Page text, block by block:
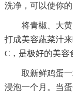
洗净，可以使你的
将青椒、大
打成美容蔬菜汁
C，是极好的美容
取新鲜鸡蛋
浸泡一个月。当